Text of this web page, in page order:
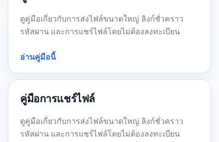
ดูคู่มือเกี่ยวกับการส่งไฟล์ขนาดใหญ่ ลิงก์ชั่วคราว
รหัสผ่าน และการแชร์ไฟล์โดยไม่ต้องลงทะเบียน
อ่านคู่มือนี้
คู่มือการแชร์ไฟล์
ดูคู่มือเกี่ยวกับการส่งไฟล์ขนาดใหญ่ ลิงก์ชั่วคราว
รหัสผ่าน และการแชร์ไฟล์โดยไม่ต้องลงทะเบียน